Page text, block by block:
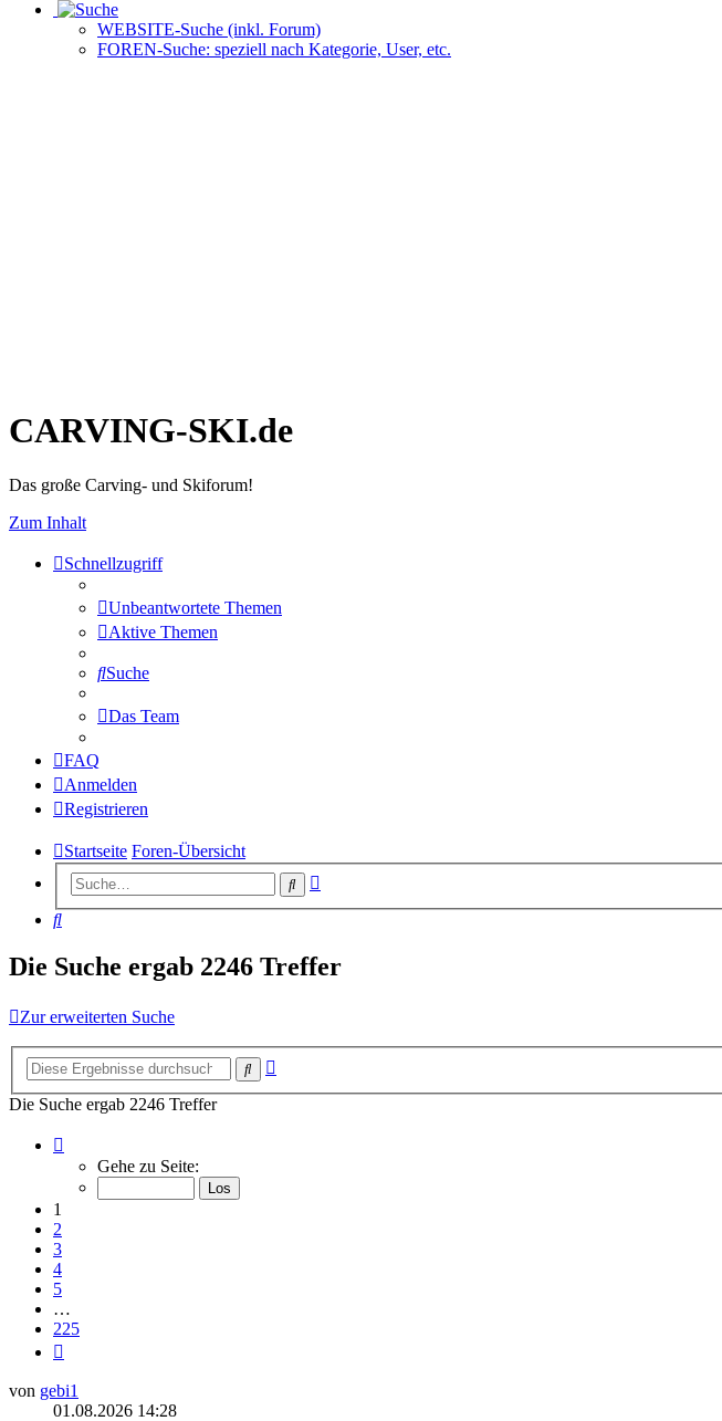
WEBSITE-Suche (inkl. Forum)
FOREN-Suche: speziell nach Kategorie, User, etc.
CARVING-SKI.de
Das große Carving- und Skiforum!
Zum Inhalt
Schnellzugriff
Unbeantwortete Themen
Aktive Themen
Suche
Das Team
FAQ
Anmelden
Registrieren
Startseite Foren-Übersicht
Suche
Suche
Die Suche ergab 2246 Treffer
Zur erweiterten Suche
Suche
Die Suche ergab 2246 Treffer
von
Gehe zu Seite:
1
2
3
4
5
…
225
von gebi1
01.08.2026 14:28